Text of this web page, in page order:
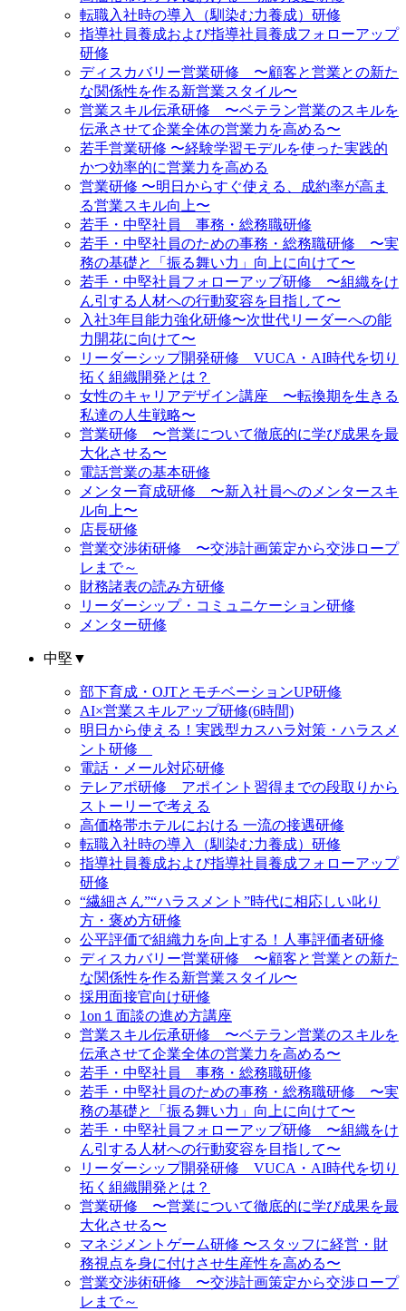
転職入社時の導入（馴染む力養成）研修
指導社員養成および指導社員養成フォローアップ
研修
ディスカバリー営業研修 〜顧客と営業との新た
な関係性を作る新営業スタイル〜
営業スキル伝承研修 〜ベテラン営業のスキルを
伝承させて企業全体の営業力を高める〜
若手営業研修 〜経験学習モデルを使った実践的
かつ効率的に営業力を高める
営業研修 〜明日からすぐ使える、成約率が高ま
る営業スキル向上〜
若手・中堅社員 事務・総務職研修
若手・中堅社員のための事務・総務職研修 〜実
務の基礎と「振る舞い力」向上に向けて〜
若手・中堅社員フォローアップ研修 〜組織をけ
ん引する人材への行動変容を目指して〜
入社3年目能力強化研修〜次世代リーダーへの能
力開花に向けて〜
リーダーシップ開発研修 VUCA・AI時代を切り
拓く組織開発とは？
女性のキャリアデザイン講座 〜転換期を生きる
私達の人生戦略〜
営業研修 〜営業について徹底的に学び成果を最
大化させる〜
電話営業の基本研修
メンター育成研修 〜新入社員へのメンタースキ
ル向上〜
店長研修
営業交渉術研修 〜交渉計画策定から交渉ロープ
レまで～
財務諸表の読み方研修
リーダーシップ・コミュニケーション研修
メンター研修
中堅 ▼
部下育成・OJTとモチベーションUP研修
AI×営業スキルアップ研修(6時間)
明日から使える！実践型カスハラ対策・ハラスメ
ント研修
電話・メール対応研修
テレアポ研修 アポイント習得までの段取りから
ストーリーで考える
高価格帯ホテルにおける 一流の接遇研修
転職入社時の導入（馴染む力養成）研修
指導社員養成および指導社員養成フォローアップ
研修
“繊細さん”“ハラスメント”時代に相応しい叱り
方・褒め方研修
公平評価で組織力を向上する！人事評価者研修
ディスカバリー営業研修 〜顧客と営業との新た
な関係性を作る新営業スタイル〜
採用面接官向け研修
1on１面談の進め方講座
営業スキル伝承研修 〜ベテラン営業のスキルを
伝承させて企業全体の営業力を高める〜
若手・中堅社員 事務・総務職研修
若手・中堅社員のための事務・総務職研修 〜実
務の基礎と「振る舞い力」向上に向けて〜
若手・中堅社員フォローアップ研修 〜組織をけ
ん引する人材への行動変容を目指して〜
リーダーシップ開発研修 VUCA・AI時代を切り
拓く組織開発とは？
営業研修 〜営業について徹底的に学び成果を最
大化させる〜
マネジメントゲーム研修 〜スタッフに経営・財
務視点を身に付けさせ生産性を高める〜
営業交渉術研修 〜交渉計画策定から交渉ロープ
レまで～